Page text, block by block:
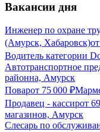
Вакансии дня
Инженер по охране
(Амурск, Хабаровск)от
Водитель категории D
Автотранспортное
районна, Амурск
Поварот 75 000 ₽
Продавец - кассирот
магазинов, Амурск
Слесарь по